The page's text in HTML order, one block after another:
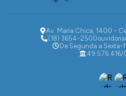
Av. Maria Chica, 1400 -
(18) 3654-2500
De Segunda a Sexta-
49.576.416/